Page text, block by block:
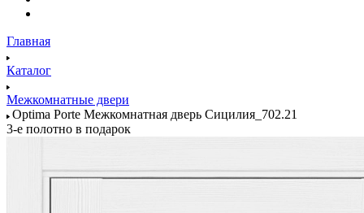
Главная
Каталог
Межкомнатные двери
Optima Porte Межкомнатная дверь Сицилия_702.21
3-е полотно в подарок